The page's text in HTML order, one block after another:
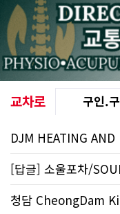
교차로 구인.
DJM HEATING